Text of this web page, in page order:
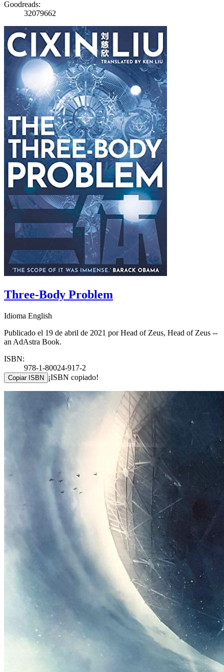
Goodreads:
32079662
Three-Body Problem
Idioma English
Publicado el 19 de abril de 2021 por Head of Zeus, Head of Zeus --
an AdAstra Book.
ISBN:
978-1-80024-917-2
Copiar ISBN ¡ISBN copiado!